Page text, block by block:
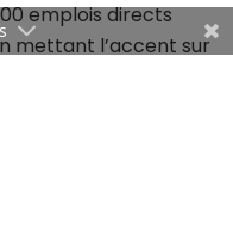
emplois directs
mettant l’accent sur